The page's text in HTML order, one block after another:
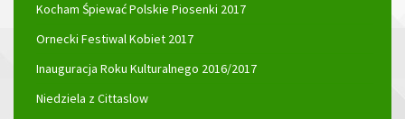
Kocham Śpiewać Polskie Piosenki 2017
Ornecki Festiwal Kobiet 2017
Inauguracja Roku Kulturalnego 2016/2017
Niedziela z Cittaslow